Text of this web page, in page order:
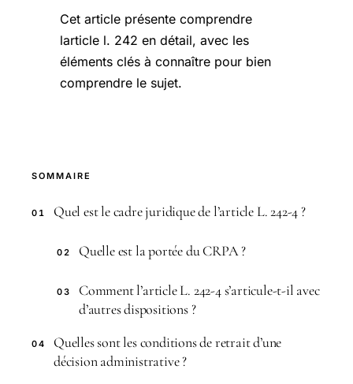
Cet article présente comprendre
larticle l. 242 en détail, avec les
éléments clés à connaître pour bien
comprendre le sujet.
SOMMAIRE
01 Quel est le cadre juridique de l’article L. 242-4 ?
02 Quelle est la portée du CRPA ?
03
Comment l’article L. 242-4 s’articule-t-il avec
d’autres dispositions ?
04
Quelles sont les conditions de retrait d’une
décision administrative ?